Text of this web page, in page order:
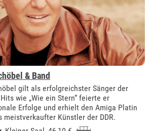
& Band
gilt als erfolgreichster Sänger der
wie „Wie ein Stern“ feierte er
Erfolge und erhielt den Amiga Platin
meistverkaufter Künstler der DDR.